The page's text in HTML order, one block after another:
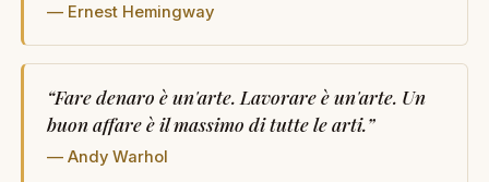
— Ernest Hemingway
“Fare denaro è un'arte. Lavorare è un'arte. Un
buon affare è il massimo di tutte le arti.”
— Andy Warhol